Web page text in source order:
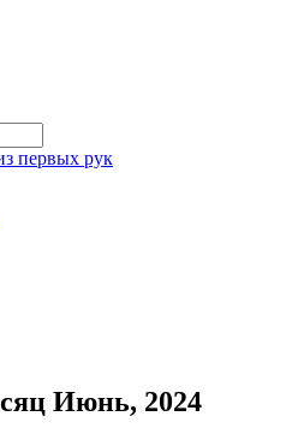
Июнь, 2024